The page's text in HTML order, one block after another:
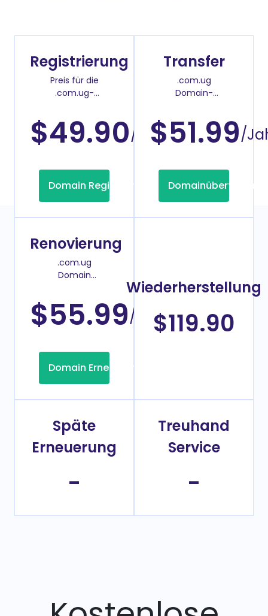
Registrierung
Preis für die
.com.ug-
$49.90/Jahr
Domain Registrierung
Transfer
.com.ug
Domain-
$51.99/
Domainübertragung
Renovierung
.com.ug
Domain
$55.99/Jahr
Domain Erneuerung
Wiederherstellung
$119.90
Späte
Erneuerung
-
Treuhand
Service
-